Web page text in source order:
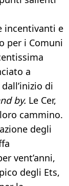
incentivanti e
per i Comuni
a
di
by. Le Cer,
cammino.
degli
vent’anni,
degli Ets,